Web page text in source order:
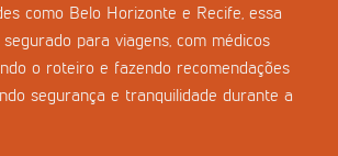
como Belo Horizonte e Recife, essa
para viagens, com médicos
o roteiro e fazendo recomendações
segurança e tranquilidade durante a